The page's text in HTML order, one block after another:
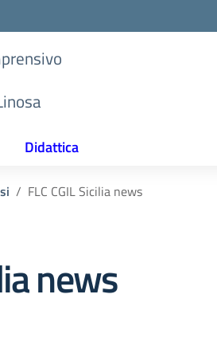
Didattica
FLC CGIL Sicilia news
news